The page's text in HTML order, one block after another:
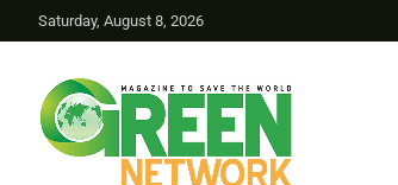
Saturday, August 8, 2026